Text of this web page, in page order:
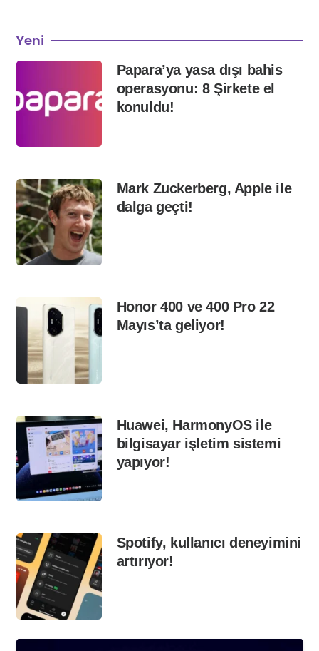
Yeni
Papara’ya yasa dışı bahis
operasyonu: 8 Şirkete el
konuldu!
Mark Zuckerberg, Apple ile
dalga geçti!
Honor 400 ve 400 Pro 22
Mayıs’ta geliyor!
Huawei, HarmonyOS ile
bilgisayar işletim sistemi
yapıyor!
Spotify, kullanıcı deneyimini
artırıyor!